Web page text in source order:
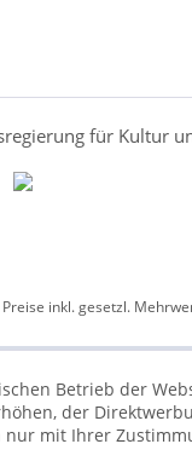
für Kultur
inkl. gesetzl.
Betrieb der
der
mit Ihrer